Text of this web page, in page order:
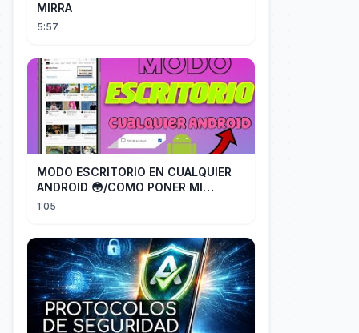
MIRRA
5:57
MODO ESCRITORIO EN CUALQUIER
ANDROID 😳/COMO PONER MI
TELÉFONO EN MODO ESCRITORIO
1:05